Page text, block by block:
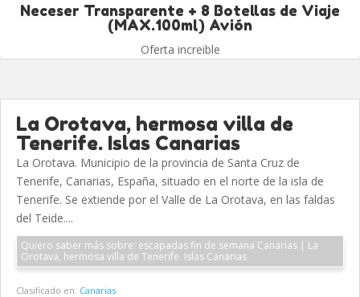
Neceser Transparente + 8 Botellas de Viaje
(MAX.100ml) Avión
Oferta increible
La Orotava, hermosa villa de
Tenerife. Islas Canarias
La Orotava. Municipio de la provincia de Santa Cruz de
Tenerife, Canarias, España, situado en el norte de la isla de
Tenerife. Se extiende por el Valle de La Orotava, en las faldas
del Teide....
Quiero saber más sobre: escapadas fin de semana Canarias | La
Orotava, hermosa villa de Tenerife. Islas Canarias
Clasificado en: Canarias